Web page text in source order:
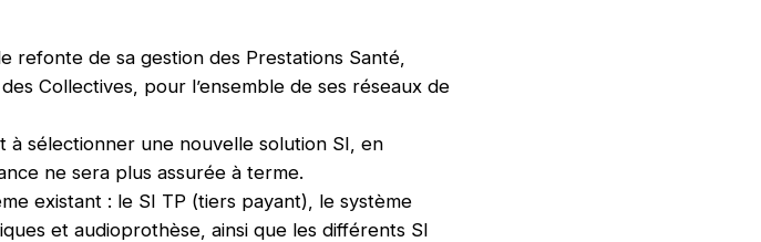
refonte de sa gestion des Prestations Santé,
Collectives, pour l’ensemble de ses réseaux de
sélectionner une nouvelle solution SI, en
ne sera plus assurée à terme.
existant : le SI TP (tiers payant), le système
et audioprothèse, ainsi que les différents SI